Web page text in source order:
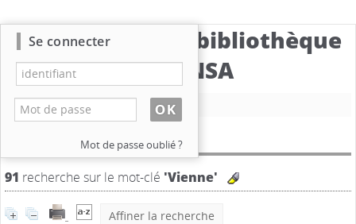
Catalogue de la bibliothèque
du CBNSA
Nouvelle recherche
Résultat de la recherche
91 recherche sur le mot-clé 'Vienne'
Affiner la recherche
Se connecter
Mot de passe oublié ?